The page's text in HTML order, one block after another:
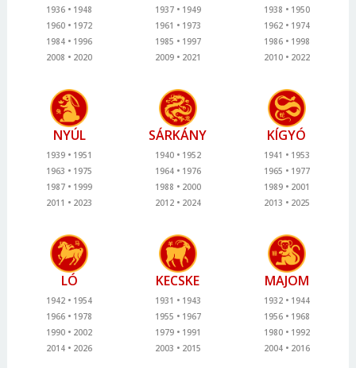
1936
1948
1960
1972
1984
1996
2008
2020
1937
1949
1961
1973
1985
1997
2009
2021
1938
1950
1962
1974
1986
1998
2010
2022
NYÚL
1939
1951
1963
1975
1987
1999
2011
2023
SÁRKÁNY
1940
1952
1964
1976
1988
2000
2012
2024
KÍGYÓ
1941
1953
1965
1977
1989
2001
2013
2025
LÓ
1942
1954
1966
1978
1990
2002
2014
2026
KECSKE
1931
1943
1955
1967
1979
1991
2003
2015
MAJOM
1932
1944
1956
1968
1980
1992
2004
2016